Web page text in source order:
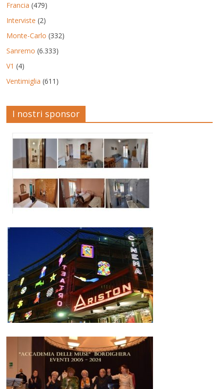
Francia (479)
Interviste (2)
Monte-Carlo (332)
Sanremo (6.333)
V1 (4)
Ventimiglia (611)
I nostri sponsor